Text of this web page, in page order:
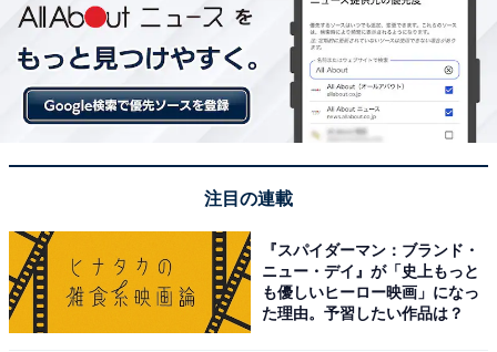
フィリップス「DLK2301Q」
Philips (フィリップス) 車載スマホホルダー マグネット
magsafeホルダー 15W急速充電 携帯ホルダー 自由調整
超強力吸着 片手操作 車用ホルダー 3M粘着テープ 繰り返
し利用可能 カー用品 全機種対応 DLK2301Q
Amazonで見る
注目の連載
『スパイダーマン：ブランド・
ニュー・デイ』が「史上もっと
も優しいヒーロー映画」になっ
た理由。予習したい作品は？